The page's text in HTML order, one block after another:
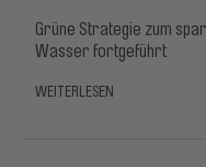
Grüne Strategie zum
Wasser fortgeführt
WEITERLESEN